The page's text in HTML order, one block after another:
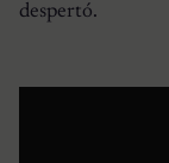
despertó.